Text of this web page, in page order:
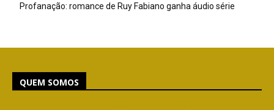
Profanação: romance de Ruy Fabiano ganha áudio série
QUEM SOMOS